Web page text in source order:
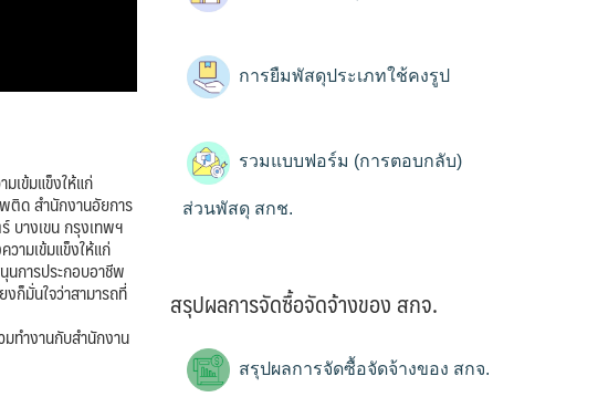
เข้มแข็งให้แก่
ติด สำนักงานอัยการ
างเขน กรุงเทพฯ
ามเข้มแข็งให้แก่
การประกอบอาชีพ
ก็มั่นใจว่าสามารถที่
ทำงานกับสำนักงาน
การยืมพัสดุประเภทใช้คงรูป
รวมแบบฟอร์ม (การตอบกลับ)
ส่วนพัสดุ สกช.
สรุปผลการจัดซื้อจัดจ้างของ สกจ.
สรุปผลการจัดซื้อจัดจ้างของ สกจ.